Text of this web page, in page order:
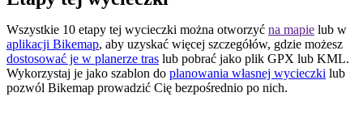
Wszystkie 10 etapy tej wycieczki można otworzyć na mapie lub w
aplikacji Bikemap, aby uzyskać więcej szczegółów, gdzie możesz
dostosować je w planerze tras lub pobrać jako plik GPX lub KML.
Wykorzystaj je jako szablon do planowania własnej wycieczki lub
pozwól Bikemap prowadzić Cię bezpośrednio po nich.